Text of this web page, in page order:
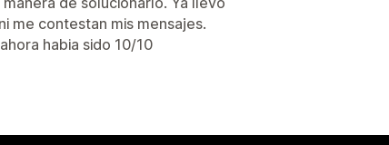
me contestan mis mensajes.
habia sido 10/10